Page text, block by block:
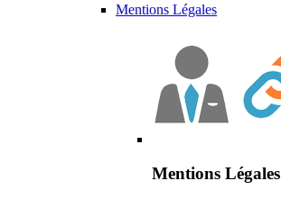
Mentions Légales
Mentions Légales